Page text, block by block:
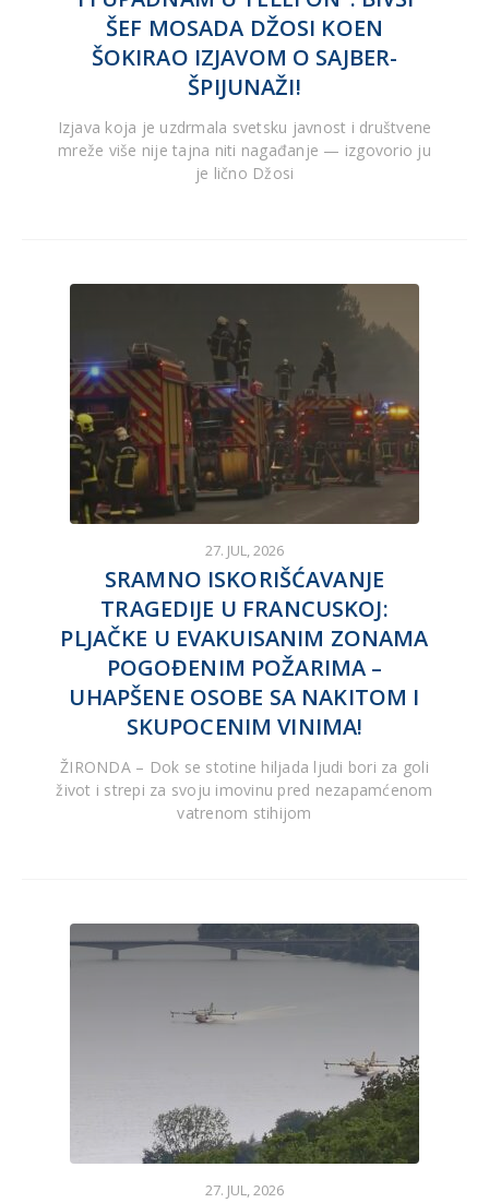
ŠEF MOSADA DŽOSI KOEN
ŠOKIRAO IZJAVOM O SAJBER-
ŠPIJUNAŽI!
Izjava koja je uzdrmala svetsku javnost i društvene
mreže više nije tajna niti nagađanje — izgovorio ju
je lično Džosi
27. JUL, 2026
SRAMNO ISKORIŠĆAVANJE
TRAGEDIJE U FRANCUSKOJ:
PLJAČKE U EVAKUISANIM ZONAMA
POGOĐENIM POŽARIMA –
UHAPŠENE OSOBE SA NAKITOM I
SKUPOCENIM VINIMA!
ŽIRONDA – Dok se stotine hiljada ljudi bori za goli
život i strepi za svoju imovinu pred nezapamćenom
vatrenom stihijom
27. JUL, 2026